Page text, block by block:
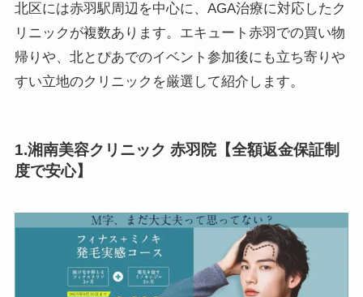
北区には赤羽駅周辺を中心に、AGA治療に対応したク
リニックが複数あります。エキュート赤羽での買い物
帰りや、北とぴあでのイベント参加後にも立ち寄りや
すい立地のクリニックを厳選して紹介します。
1.湘南美容クリニック 赤羽院【全額返金保証制
度で安心】